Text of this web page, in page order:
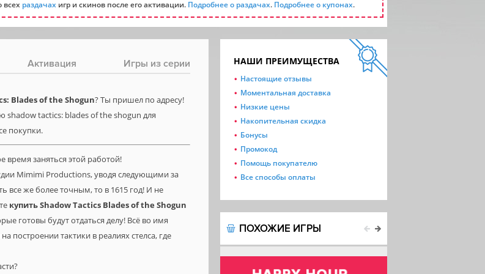
всех раздачах игр и скинов после его активации. Подробнее о раздачах. Подробнее о купонах.
Активация Игры из серии
Blades of the Shogun? Ты пришел по адресу!
tactics: blades of the shogun для
покупки.
время заняться этой работой!
Mimimi Productions, уводя следующими за
все же более точным, то в 1615 год! И не
купитьShadowTactics Bladesofthe Shogun
готовы будут отдаться делу! Всё во имя
построении тактики в реалиях стелса, где
НАШИ ПРЕИМУЩЕСТВА
Настоящие отзывы
Моментальная доставка
Низкие цены
Накопительная скидка
Бонусы
Промокод
Помощь покупателю
Все способы оплаты
ПОХОЖИЕ ИГРЫ